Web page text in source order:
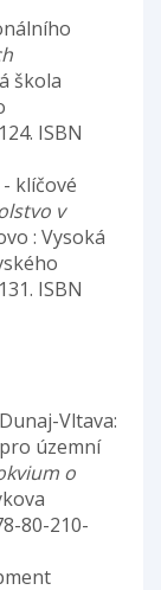
škola
ISBN
- klíčové
v
: Vysoká
ISBN
Vltava:
územní
o
80-210-